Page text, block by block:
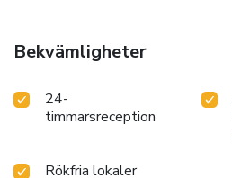
Bekvämligheter
24-
timmarsreception
Rökfria lokaler